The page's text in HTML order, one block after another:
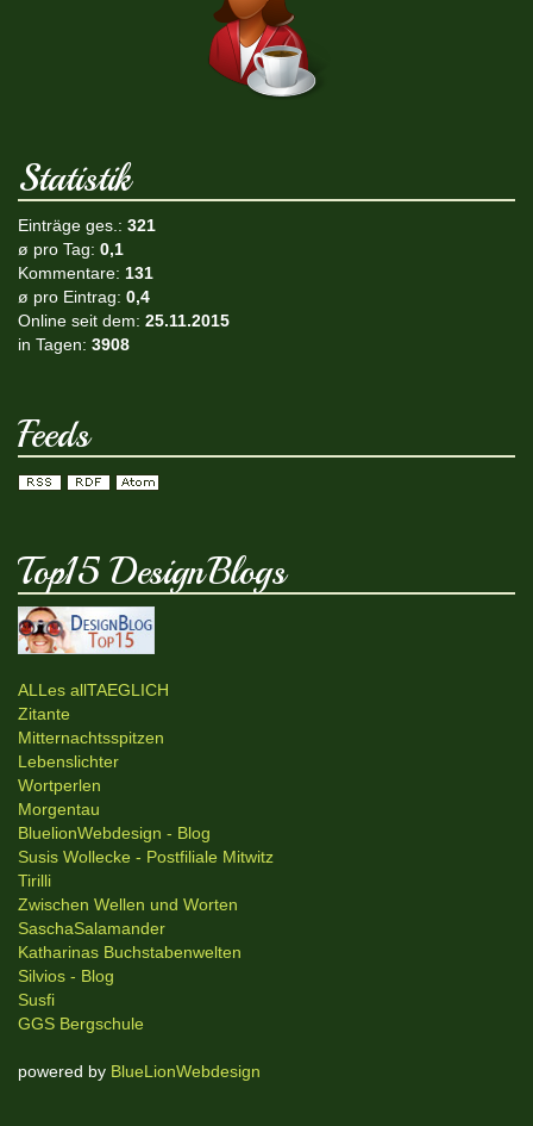
Statistik
Einträge ges.: 321
ø pro Tag: 0,1
Kommentare: 131
ø pro Eintrag: 0,4
Online seit dem: 25.11.2015
in Tagen: 3908
Feeds
Top15 DesignBlogs
ALLes allTAEGLICH
Zitante
Mitternachtsspitzen
Lebenslichter
Wortperlen
Morgentau
BluelionWebdesign - Blog
Susis Wollecke - Postfiliale Mitwitz
Tirilli
Zwischen Wellen und Worten
SaschaSalamander
Katharinas Buchstabenwelten
Silvios - Blog
Susfi
GGS Bergschule
powered by BlueLionWebdesign